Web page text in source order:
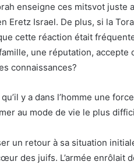
enseigne ces mitsvot juste
Eretz Israel. De plus, si la
cette réaction était
une réputation, accepte
connaissances?
y a dans l’homme une
au mode de vie le plus
un retour à sa situation
des juifs. L’armée enrôlait